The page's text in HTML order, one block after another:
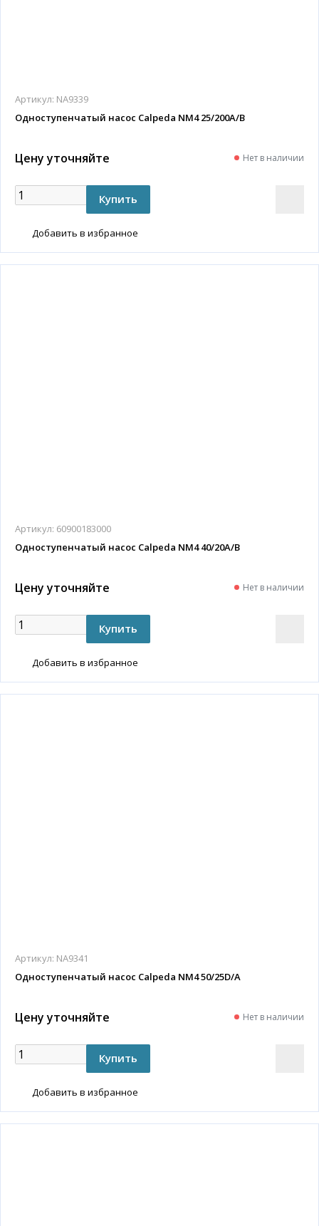
Артикул: NA9339
Одноступенчатый насос Calpeda NM4 25/200A/B
Цену уточняйте Нет в наличии
Добавить в избранное
Артикул: 60900183000
Одноступенчатый насос Calpeda NM4 40/20A/B
Цену уточняйте Нет в наличии
Добавить в избранное
Артикул: NA9341
Одноступенчатый насос Calpeda NM4 50/25D/A
Цену уточняйте Нет в наличии
Добавить в избранное